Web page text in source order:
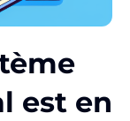
est en